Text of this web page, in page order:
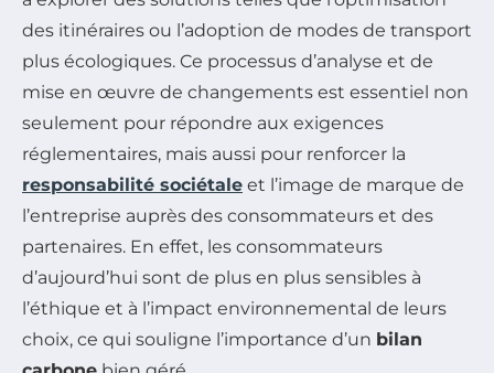
des itinéraires ou l’adoption de modes de transport
plus écologiques. Ce processus d’analyse et de
mise en œuvre de changements est essentiel non
seulement pour répondre aux exigences
réglementaires, mais aussi pour renforcer la
responsabilité sociétale et l’image de marque de
l’entreprise auprès des consommateurs et des
partenaires. En effet, les consommateurs
d’aujourd’hui sont de plus en plus sensibles à
l’éthique et à l’impact environnemental de leurs
choix, ce qui souligne l’importance d’un bilan